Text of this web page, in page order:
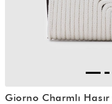
Giorno Charmlı